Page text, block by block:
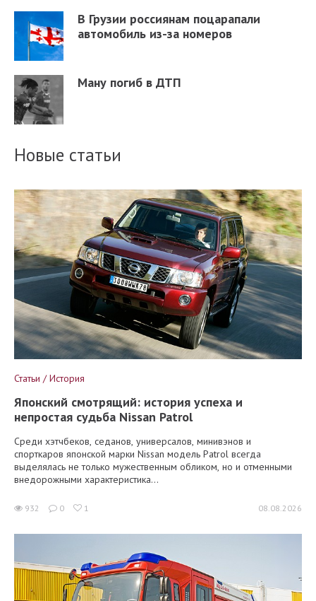
В Грузии россиянам поцарапали
автомобиль из-за номеров
Ману погиб в ДТП
Новые статьи
Статьи / История
Японский смотрящий: история успеха и
непростая судьба Nissan Patrol
Среди хэтчбеков, седанов, универсалов, минивэнов и
спорткаров японской марки Nissan модель Patrol всегда
выделялась не только мужественным обликом, но и отменными
внедорожными характеристика...
932 0 1 08.08.2026